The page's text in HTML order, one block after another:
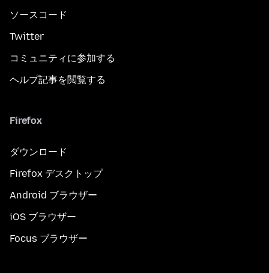
ソースコード
Twitter
コミュニティに参加する
ヘルプ記事を閲覧する
Firefox
ダウンロード
Firefox デスクトップ
Android ブラウザー
iOS ブラウザー
Focus ブラウザー